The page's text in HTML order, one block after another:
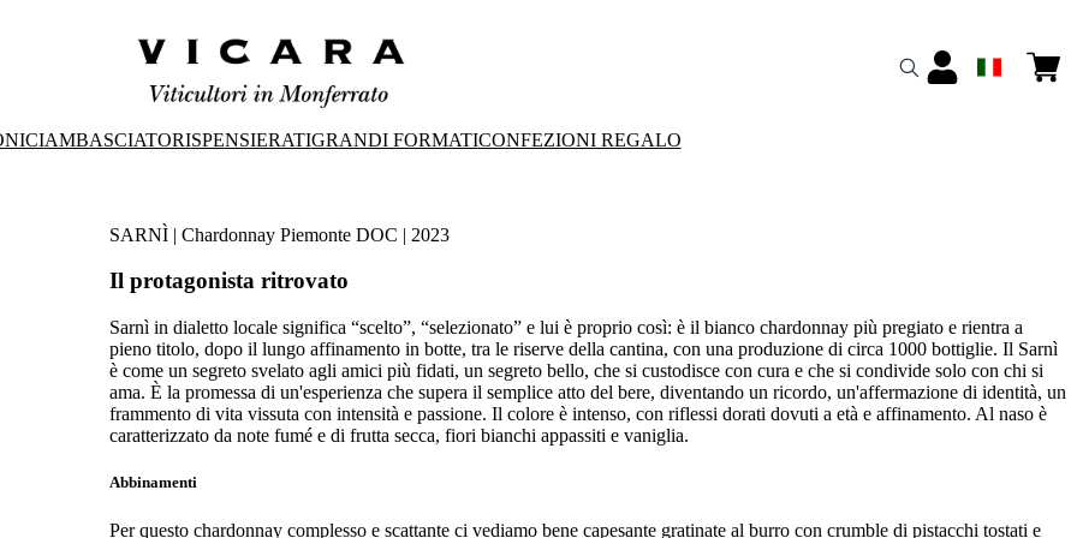
AMBASCIATORISPENSIERATIGRANDI FORMATICONFEZIONI REGALO
SARNÌ | Chardonnay Piemonte DOC | 2023
Il protagonista ritrovato
Sarnì in dialetto locale significa “scelto”, “selezionato” e lui è proprio così: è il bianco chardonnay più pregiato e rientra a
pieno titolo, dopo il lungo affinamento in botte, tra le riserve della cantina, con una produzione di circa 1000 bottiglie. Il Sarnì
è come un segreto svelato agli amici più fidati, un segreto bello, che si custodisce con cura e che si condivide solo con chi si
ama. È la promessa di un'esperienza che supera il semplice atto del bere, diventando un ricordo, un'affermazione di identità, un
frammento di vita vissuta con intensità e passione. Il colore è intenso, con riflessi dorati dovuti a età e affinamento. Al naso è
caratterizzato da note fumé e di frutta secca, fiori bianchi appassiti e vaniglia.
Abbinamenti
Per questo chardonnay complesso e scattante ci vediamo bene capesante gratinate al burro con crumble di pistacchi tostati e